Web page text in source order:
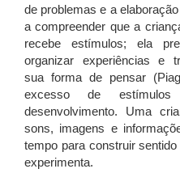
de problemas e a
a compreender que a
recebe estímulos; ela
organizar experiências e
sua forma de pensar
excesso de
desenvolvimento. Uma
sons, imagens e
tempo para construir
experimenta.